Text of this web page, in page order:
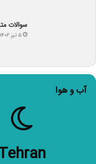
Tehran
آسمان صاف